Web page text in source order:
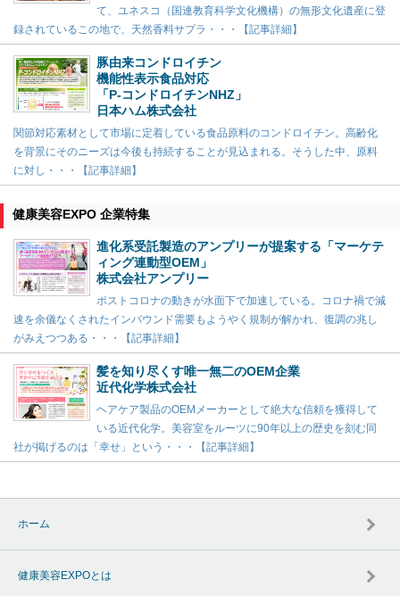
て、ユネスコ（国連教育科学文化機構）の無形文化遺産に登
録されているこの地で、天然香料サプラ・・・【記事詳細】
豚由来コンドロイチン
機能性表示食品対応
「P-コンドロイチンNHZ」
日本ハム株式会社
関節対応素材として市場に定着している食品原料のコンドロイチン。高齢化
を背景にそのニーズは今後も持続することが見込まれる。そうした中、原料
に対し・・・【記事詳細】
健康美容EXPO 企業特集
進化系受託製造のアンプリーが提案する「マーケテ
ィング連動型OEM」
株式会社アンプリー
ポストコロナの動きが水面下で加速している。コロナ禍で減
速を余儀なくされたインバウンド需要もようやく規制が解かれ、復調の兆し
がみえつつある・・・【記事詳細】
髪を知り尽くす唯一無二のOEM企業
近代化学株式会社
ヘアケア製品のOEMメーカーとして絶大な信頼を獲得して
いる近代化学。美容室をルーツに90年以上の歴史を刻む同
社が掲げるのは「幸せ」という・・・【記事詳細】
ホーム
健康美容EXPOとは